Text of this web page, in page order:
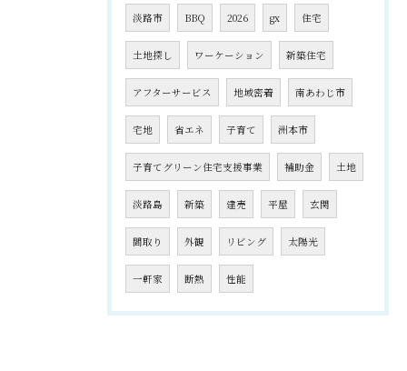
淡路市 BBQ 2026 gx 住宅
土地探し ワーケーション 新築住宅
アフターサービス 地域密着 南あわじ市
宅地 省エネ 子育て 洲本市
子育てグリーン住宅支援事業 補助金 土地
淡路島 新築 建売 平屋 玄関
間取り 外観 リビング 太陽光
一軒家 断熱 性能